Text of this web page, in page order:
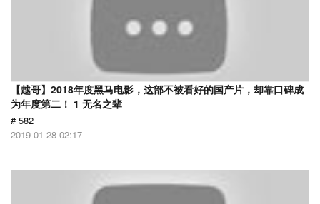
【越哥】2018年度黑马电影，这部不被看好的国产片，却靠口碑成
为年度第二！ 1 无名之辈
# 582
2019-01-28 02:17